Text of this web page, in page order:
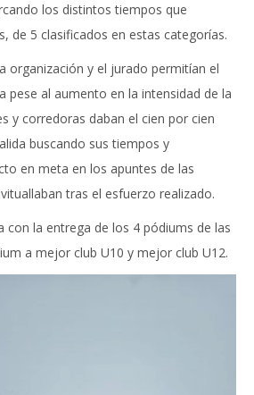
los distintos tiempos que
de 5 clasificados en estas categorías.
organización y el jurado permitían el
pese al aumento en la intensidad de la
y corredoras daban el cien por cien
buscando sus tiempos y
en meta en los apuntes de las
tras el esfuerzo realizado.
con la entrega de los 4 pódiums de las
a mejor club U10 y mejor club U12.